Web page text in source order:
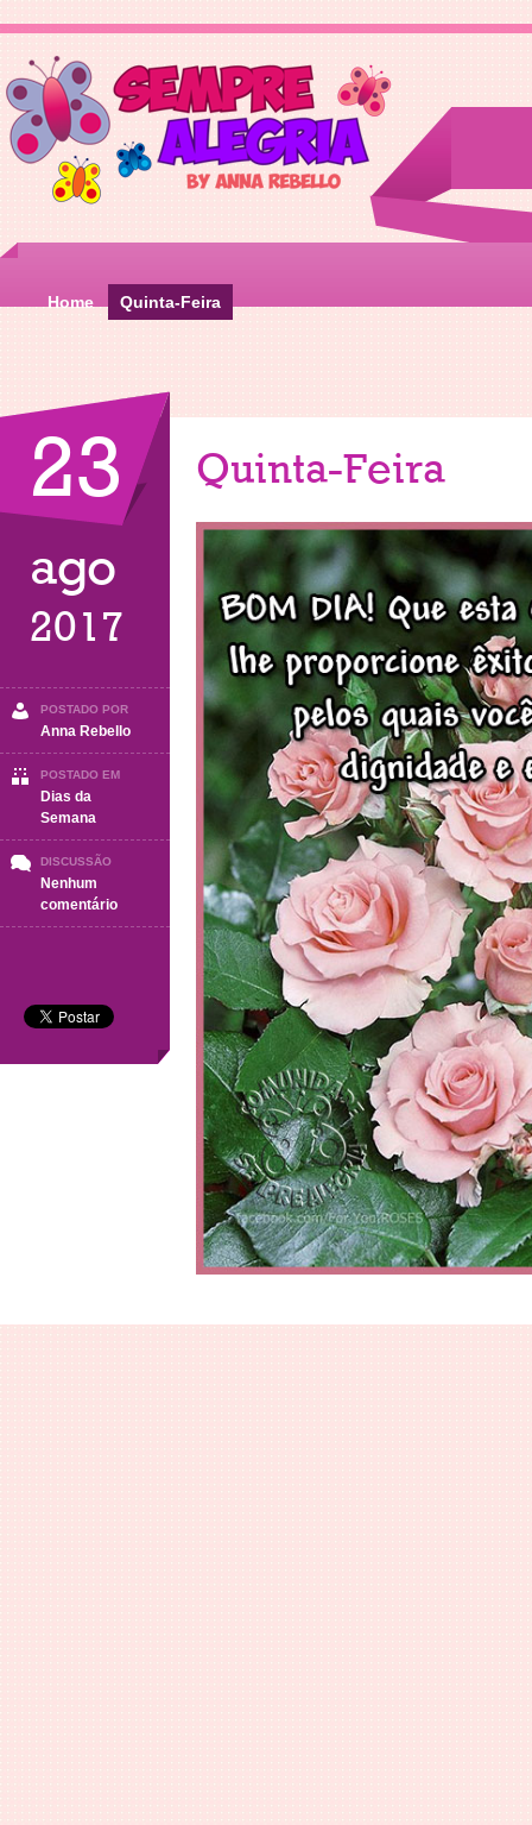
Home Quinta-Feira
23
ago
2017
POSTADO POR
Anna Rebello
POSTADO EM
Dias da
Semana
DISCUSSÃO
Nenhum
comentárioem
Quinta-
Quinta-Feira